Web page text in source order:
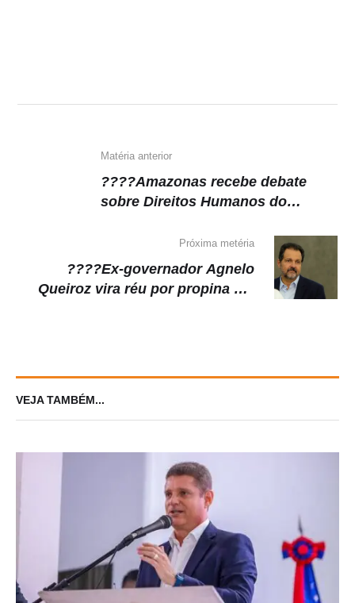
p
o
k
m n
Matéria anterior
????Amazonas recebe debate
sobre Direitos Humanos do
Próxima metéria
????Ex-governador Agnelo
Queiroz vira réu por propina em
VEJA TAMBÉM...